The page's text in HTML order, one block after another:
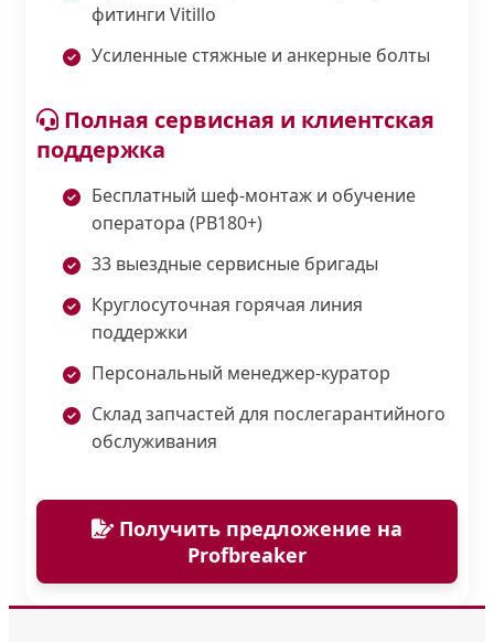
фитинги Vitillo
Усиленные стяжные и анкерные болты
Полная сервисная и клиентская
поддержка
Бесплатный шеф-монтаж и обучение
оператора (PB180+)
33 выездные сервисные бригады
Круглосуточная горячая линия
поддержки
Персональный менеджер-куратор
Склад запчастей для послегарантийного
обслуживания
Получить предложение на
Profbreaker